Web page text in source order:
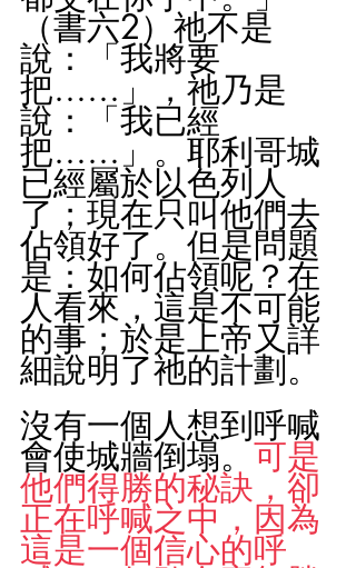
（書六2）祂不是
說：「我將要
把……」，祂乃是
說：「我已經
把……」。耶利哥城
已經屬於以色列人
了；現在只叫他們去
佔領好了。但是問題
是：如何佔領呢？在
人看來，這是不可能
的事；於是上帝又詳
細說明了祂的計劃。
沒有一個人想到呼喊
會使城牆倒塌。可是
他們得勝的秘訣，卻
正在呼喊之中，因為
這是一個信心的呼